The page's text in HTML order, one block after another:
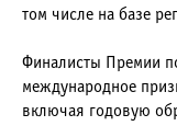
том числе на базе
Финалисты Премии
международное
включая годовую